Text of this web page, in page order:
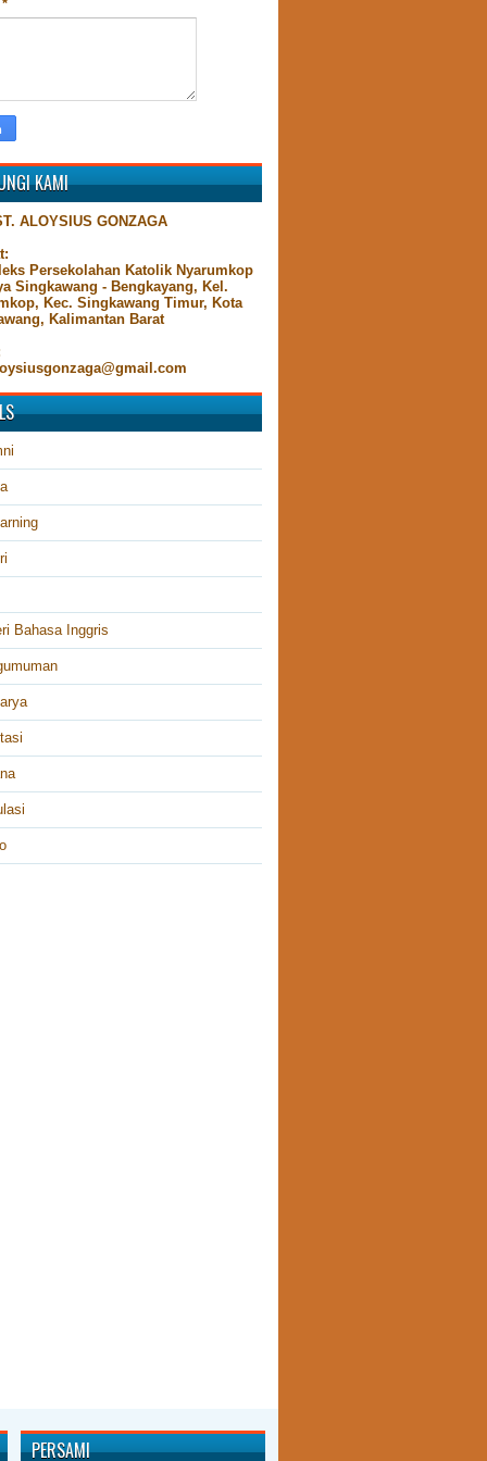
*
KAMI
ALOYSIUS GONZAGA
Persekolahan Katolik Nyarumkop
Singkawang - Bengkayang, Kel.
Kec. Singkawang Timur, Kota
Kalimantan Barat
Bahasa Inggris
PERSAMI